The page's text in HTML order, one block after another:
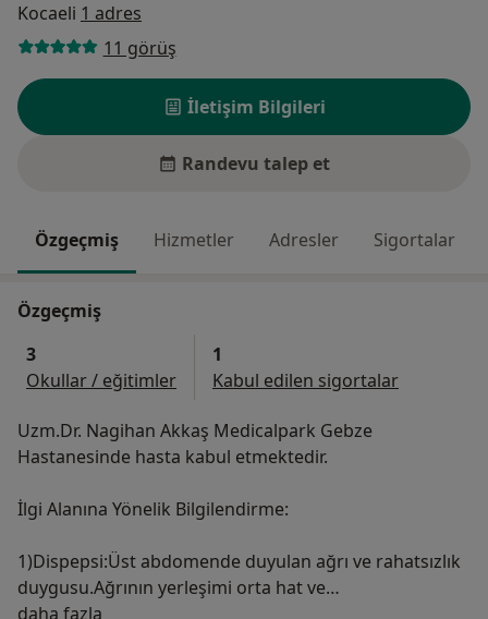
Kocaeli 1 adres
11 görüş
İletişim Bilgileri
Randevu talep et
Özgeçmiş Hizmetler Adresler Sigortalar
Özgeçmiş
3
Okullar / eğitimler
1
Kabul edilen sigortalar
Uzm.Dr. Nagihan Akkaş Medicalpark Gebze
Hastanesinde hasta kabul etmektedir.
İlgi Alanına Yönelik Bilgilendirme:
1)Dispepsi:Üst abdomende duyulan ağrı ve rahatsızlık
duygusu.Ağrının yerleşimi orta hat ve
çevresidir,yalnızca sağ ve sol abdomende lokalize ağrı
daha fazla